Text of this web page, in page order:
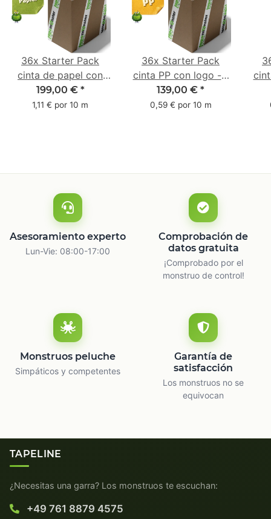
36x Starter Pack
cinta de papel con
logo - 1 color - 50
mm x 50 m - caucho
199,00 € *
1,11 € por 10 m
36x Starter Pack
cinta PP con logo - 1
color - 48 mm x 66 m
139,00 € *
0,59 € por 10 m
m
Asesoramiento experto
Lun-Vie: 08:00-17:00
Comprobación de
datos gratuita
¡Comprobado por el
monstruo de control!
Monstruos peluche
Simpáticos y competentes
Garantía de
satisfacción
Los monstruos no se
equivocan
TAPELINE
¿Necesitas una garra? Los monstruos te escuchan:
+49 761 8879 4575